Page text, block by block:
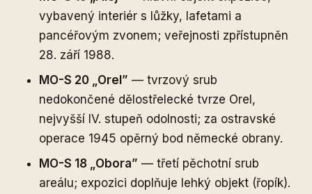
vybavený interiér s lůžky, lafetami a
pancéřovým zvonem; veřejnosti zpřístupněn
28. září 1988.
MO-S 20 „Orel” — tvrzový srub
nedokončené dělostřelecké tvrze Orel,
nejvyšší IV. stupeň odolnosti; za ostravské
operace 1945 opěrný bod německé obrany.
MO-S 18 „Obora” — třetí pěchotní srub
areálu; expozici doplňuje lehký objekt (řopík).